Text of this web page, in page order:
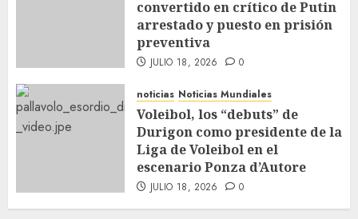
convertido en crítico de Putin
arrestado y puesto en prisión
preventiva
JULIO 18, 2026 0
noticias Noticias Mundiales
Voleibol, los “debuts” de
Durigon como presidente de la
Liga de Voleibol en el
escenario Ponza d’Autore
JULIO 18, 2026 0